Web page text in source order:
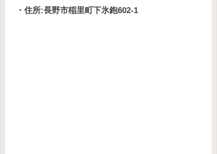
・住所:長野市稲里町下氷鉋602-1